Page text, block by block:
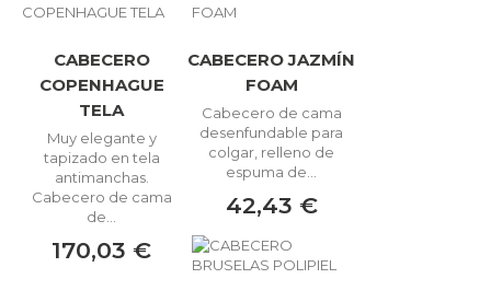
CABECERO
COPENHAGUE
TELA
Muy elegante y
tapizado en tela
antimanchas.
Cabecero de cama
de...
170,03 €
CABECERO JAZMÍN
FOAM
Cabecero de cama
desenfundable para
colgar, relleno de
espuma de...
42,43 €